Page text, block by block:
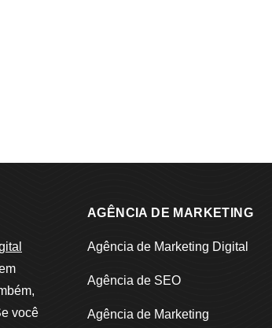
você
AGÊNCIA DE MARKETING
Agência de Marketing Digital
Agência de SEO
Agência de Marketing